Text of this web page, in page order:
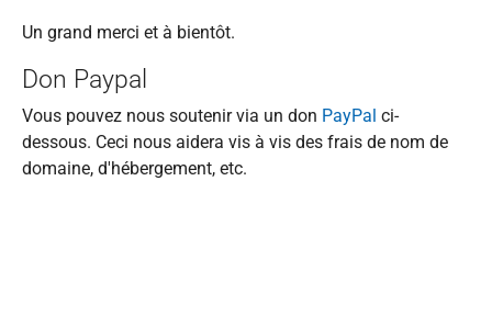
Un grand merci et à bientôt.
Don Paypal
Vous pouvez nous soutenir via un don PayPal ci-
dessous. Ceci nous aidera vis à vis des frais de nom de
domaine, d'hébergement, etc.